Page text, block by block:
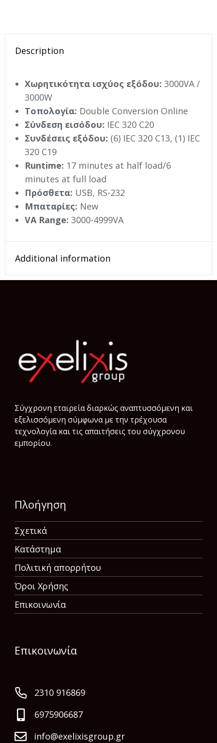
Description
Χωρητικότητα ισχύος εξόδου: 3000VA /
3000W
Τοπολογία: Double Conversion Online
Σύνδεση εισόδου: IEC 320 C20
Συνδέσεις εξόδου: (6) IEC 320 C13, (1) IEC
320 C19
Runtime: 17 minutes at half load/6
minutes at full load
Πρόσθετα: USB, RS-232
Μπαταρίες: New
VA Range: 3000-4999VA
Additional information
Σύγχρονη εταιρεία διαρκώς αναπτυσσόμενη και
εξελισσόμενη σύμφωνα µε την τρέχουσα
τεχνολογία και τις απαιτήσεις του σύγχρονου
εμπορίου.
Πλοήγηση
Σχετικά
Κατάστημα
Πολιτική απορρήτου
Όροι Χρήσης
Επικοινωνία
Επικοινωνία
2310 916869
6975906687
info@exelixisgroup.gr